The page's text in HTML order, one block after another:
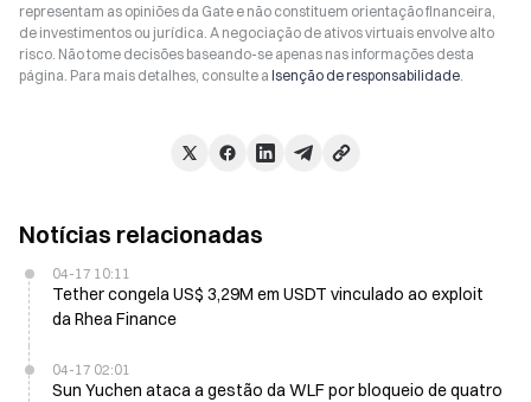
representam as opiniões da Gate e não constituem orientação financeira,
de investimentos ou jurídica. A negociação de ativos virtuais envolve alto
risco. Não tome decisões baseando-se apenas nas informações desta
página. Para mais detalhes, consulte a Isenção de responsabilidade.
Notícias relacionadas
04-17 10:11
Tether congela US$ 3,29M em USDT vinculado ao exploit
da Rhea Finance
04-17 02:01
Sun Yuchen ataca a gestão da WLF por bloqueio de quatro